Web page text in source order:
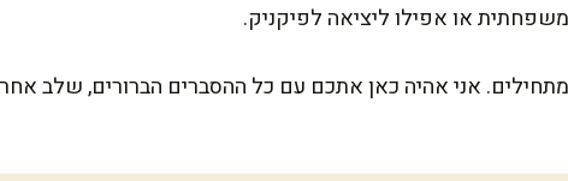
או אפילו ליציאה לפיקניק.
אני אהיה כאן אתכם עם כל ההסברים הברורים, שלב אחר